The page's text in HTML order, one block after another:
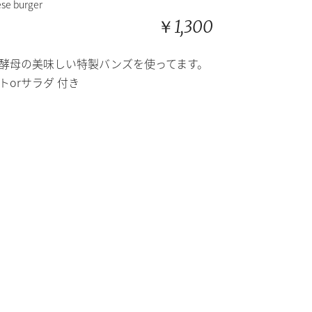
burger
￥1,300
母の美味しい特製バンズを使ってます。
orサラダ 付き